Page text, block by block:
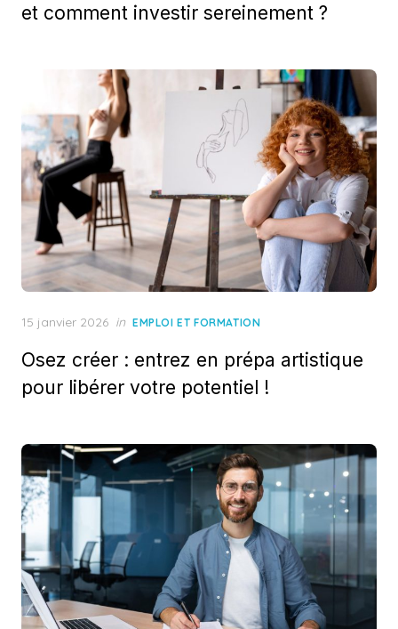
et comment investir sereinement ?
Posted
15 janvier 2026 in EMPLOI ET FORMATION
Osez créer : entrez en prépa artistique
pour libérer votre potentiel !